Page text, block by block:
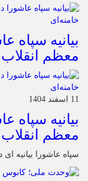
بیانیه سپاه
معظم
11 اسفند 1404
بیانیه سپاه
معظم
سپاه عاشورا بیانیه